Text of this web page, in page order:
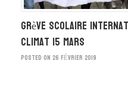
Grève scolaire
climat 15 mars
POSTED ON 26 FÉVRIER 2019